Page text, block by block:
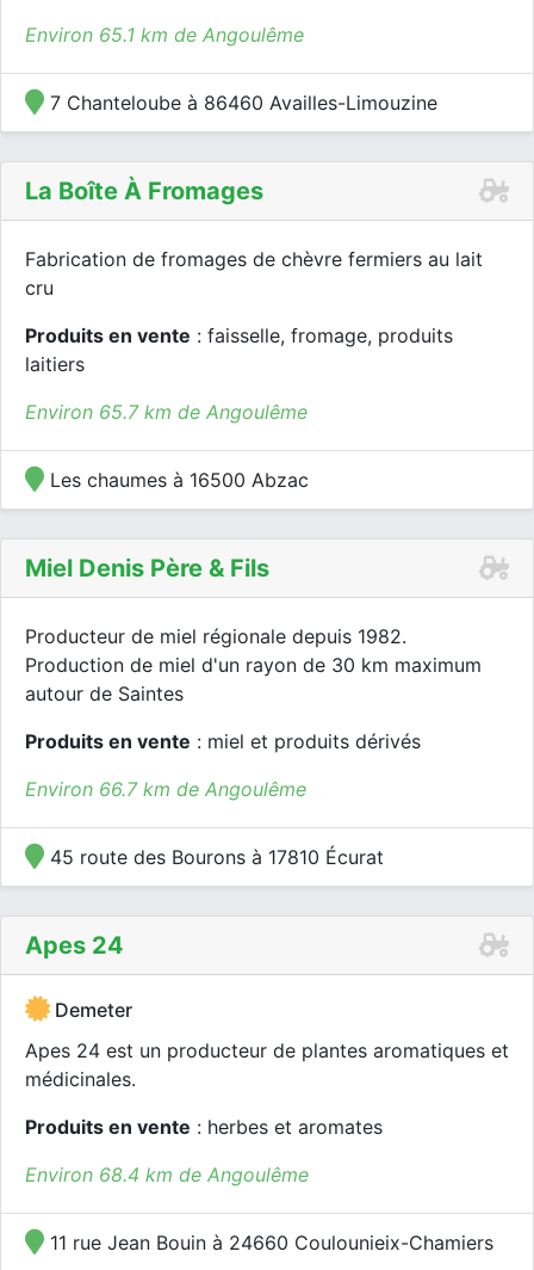
Environ 65.1 km de Angoulême
7 Chanteloube à 86460 Availles-Limouzine
La Boîte À Fromages
Fabrication de fromages de chèvre fermiers au lait
cru
Produits en vente : faisselle, fromage, produits
laitiers
Environ 65.7 km de Angoulême
Les chaumes à 16500 Abzac
Miel Denis Père & Fils
Producteur de miel régionale depuis 1982.
Production de miel d'un rayon de 30 km maximum
autour de Saintes
Produits en vente : miel et produits dérivés
Environ 66.7 km de Angoulême
45 route des Bourons à 17810 Écurat
Apes 24
Demeter
Apes 24 est un producteur de plantes aromatiques et
médicinales.
Produits en vente : herbes et aromates
Environ 68.4 km de Angoulême
11 rue Jean Bouin à 24660 Coulounieix-Chamiers